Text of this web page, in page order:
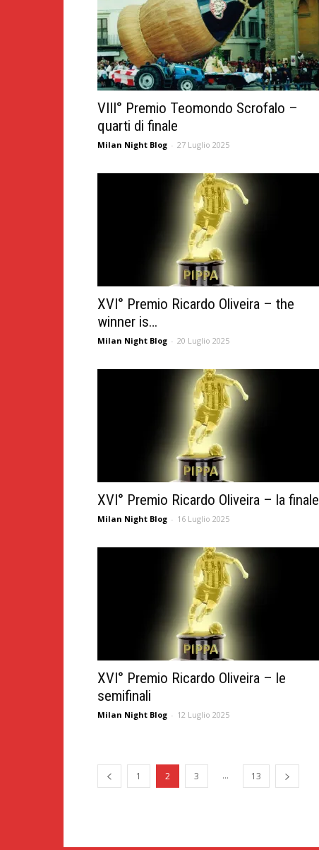
VIII° Premio Teomondo Scrofalo –
quarti di finale
Milan Night Blog - 27 Luglio 2025
XVI° Premio Ricardo Oliveira – the
winner is…
Milan Night Blog - 20 Luglio 2025
XVI° Premio Ricardo Oliveira – la finale
Milan Night Blog - 16 Luglio 2025
XVI° Premio Ricardo Oliveira – le
semifinali
Milan Night Blog - 12 Luglio 2025
1 2 3 ... 13